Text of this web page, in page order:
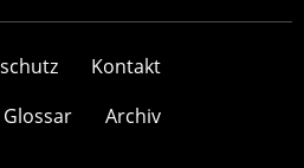
Kontakt
Glossar Archiv